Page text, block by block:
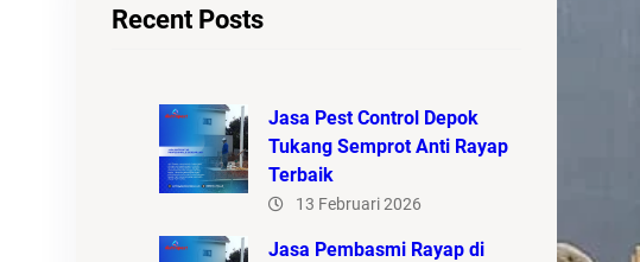
Recent Posts
Jasa Pest Control Depok
Tukang Semprot Anti Rayap
Terbaik
13 Februari 2026
Jasa Pembasmi Rayap di